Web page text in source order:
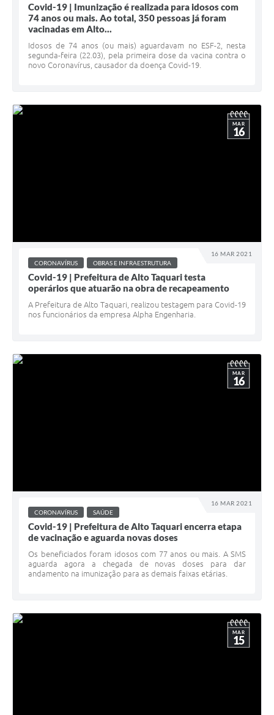
Covid-19 | Imunização é realizada para idosos com
74 anos ou mais. Ao total, 350 pessoas já foram
vacinadas em Alto...
Idosos de 74 anos (ou mais) aguardavam no ESF-2, nesta
segunda-feira (22.03), pela primeira dose da vacina contra o
novo Coronavírus, causador da doença Covid-19.
16 MAR 2021
MAR
16
CORONAVÍRUS OBRAS E INFRAESTRUTURA
Covid-19 | Prefeitura de Alto Taquari testa
operários que atuarão na obra de recapeamento
A Prefeitura de Alto Taquari, realizou testagem para Covid-19
nos funcionários da empresa Alpha Engenharia.
16 MAR 2021
MAR
16
CORONAVÍRUS SAÚDE
Covid-19 | Prefeitura de Alto Taquari encerra etapa
de vacinação e aguarda novas doses
Os beneficiados foram idosos com 77 anos ou mais. A SMS
aguarda agora a chegada de novas doses para dar
andamento na imunização para as demais faixas etárias.
MAR
15